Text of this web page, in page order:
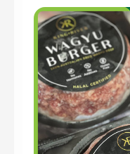
Thăn lõi nạc vai bò
Sốt Omaha
thể thiếu để
Bạn có thể chọn
cho món bít tết